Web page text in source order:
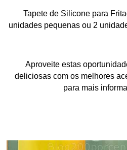
Tapete de Silicone para
unidades pequenas ou 2
Aproveite estas
deliciosas com os melhores
para mais